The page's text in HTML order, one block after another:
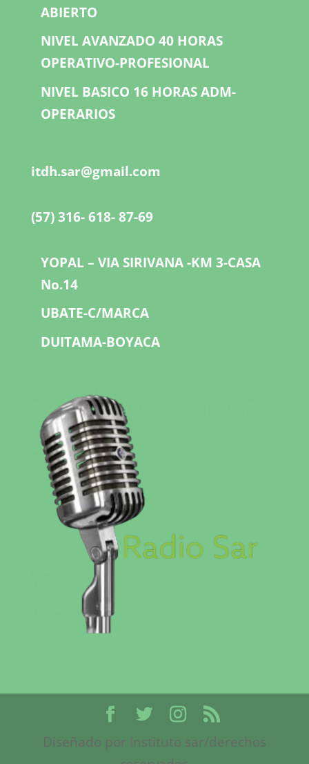
ABIERTO
NIVEL AVANZADO 40 HORAS
OPERATIVO-PROFESIONAL
NIVEL BASICO 16 HORAS ADM-
OPERARIOS
itdh.sar@gmail.com
(57) 316- 618- 87-69
YOPAL – VIA SIRIVANA -KM 3-CASA
No.14
UBATE-C/MARCA
DUITAMA-BOYACA
Diseñado por Instituto sar/derechos